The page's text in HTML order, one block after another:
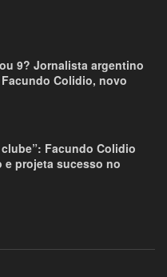
9? Jornalista argentino
Colidio, novo
Facundo Colidio
e projeta sucesso no